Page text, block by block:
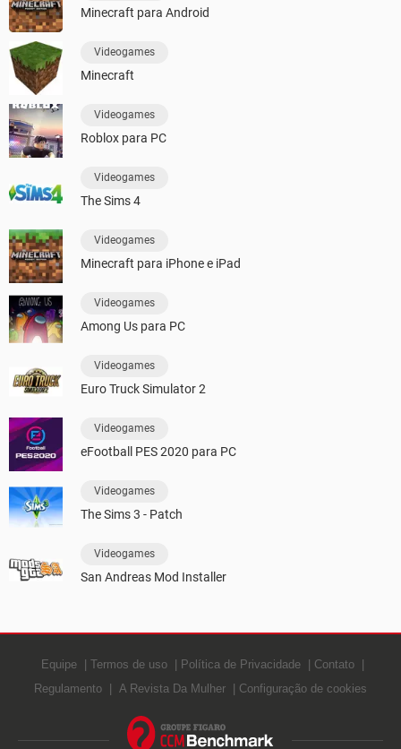
Minecraft para Android
Videogames
Minecraft
Videogames
Roblox para PC
Videogames
The Sims 4
Videogames
Minecraft para iPhone e iPad
Videogames
Among Us para PC
Videogames
Euro Truck Simulator 2
Videogames
eFootball PES 2020 para PC
Videogames
The Sims 3 - Patch
Videogames
San Andreas Mod Installer
Equipe Termos de uso Política de Privacidade
Contato
Regulamento
A Revista Da Mulher Configuração de cookies